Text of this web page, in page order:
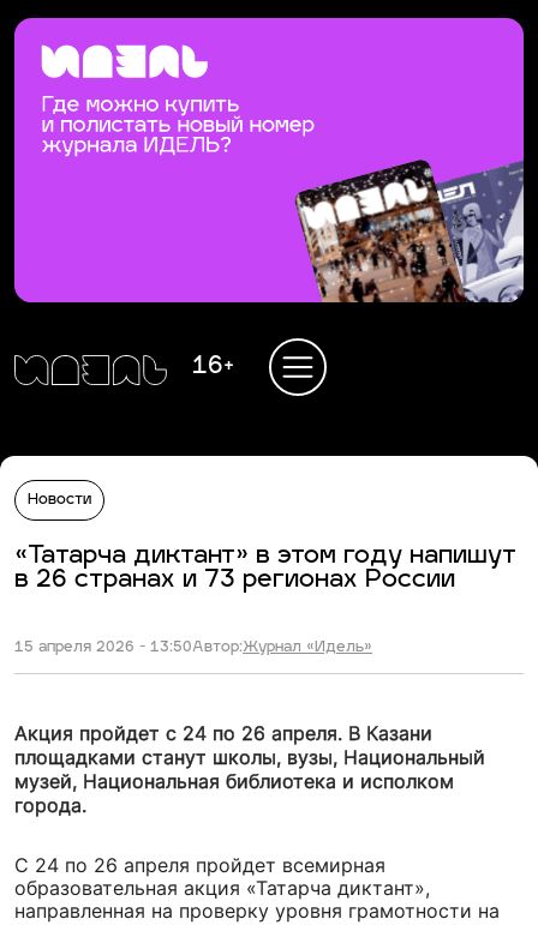
16+
Новости
«Татарча диктант» в этом году напишут
в 26 странах и 73 регионах России
15 апреля 2026 - 13:50Автор:Журнал «Идель»
Акция пройдет с 24 по 26 апреля. В Казани
площадками станут школы, вузы, Национальный
музей, Национальная библиотека и исполком
города.
С 24 по 26 апреля пройдет всемирная
образовательная акция «Татарча диктант»,
направленная на проверку уровня грамотности на